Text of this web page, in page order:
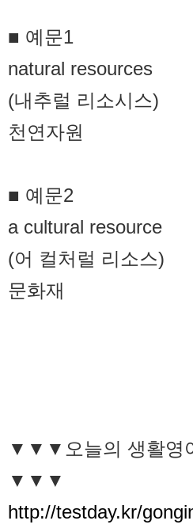
■ 예문1
natural resources
(내추럴 리소시스)
천연자원
■ 예문2
a cultural resource
(어 컬처럴 리소스)
문화재
▼▼▼오늘의 생활영
▼▼▼
http://testday.kr/